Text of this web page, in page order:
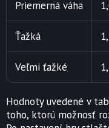
Priemerná váha
Ťažká
Veľmi ťažké
Hodnoty uvedené v
toho, ktorú možnosť